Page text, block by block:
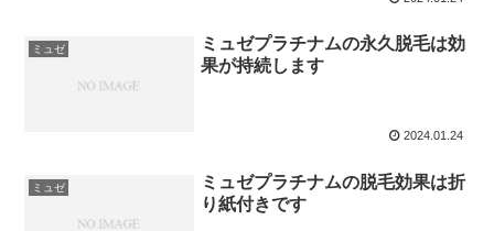
ミュゼ
ミュゼプラチナムの永久脱毛は効
果が持続します
2024.01.24
ミュゼ
ミュゼプラチナムの脱毛効果は折
り紙付きです